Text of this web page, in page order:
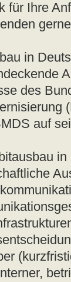
für Ihre
in
des
auf